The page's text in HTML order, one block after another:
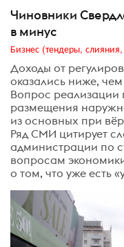
Чиновники
в минус
Доходы от
оказались ниже, чем
Вопрос
размещения
из основных при
Ряд СМИ цитирует
администрации по
вопросам
о том, что уже есть